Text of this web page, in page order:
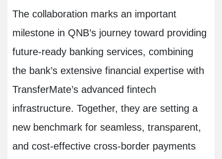
The collaboration marks an important
milestone in QNB’s journey toward providing
future-ready banking services, combining
the bank’s extensive financial expertise with
TransferMate’s advanced fintech
infrastructure. Together, they are setting a
new benchmark for seamless, transparent,
and cost-effective cross-border payments